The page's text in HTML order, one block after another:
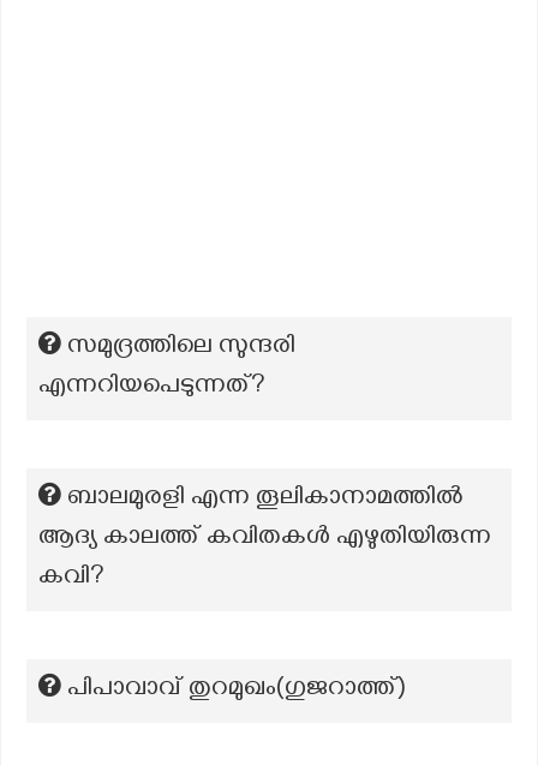
സമുദ്രത്തിലെ സുന്ദരി
എന്നറിയപെടുന്നത്?
ബാലമുരളി എന്ന തൂലികാനാമത്തിൽ
ആദ്യ കാലത്ത് കവിതകൾ എഴുതിയിരുന്ന
കവി?
പിപാവാവ് തുറമുഖം(ഗുജറാത്ത്)